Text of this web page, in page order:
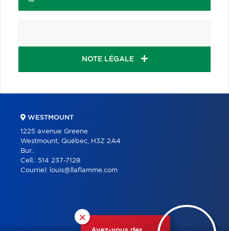
NOTE LÉGALE
×
WESTMOUNT
1225 avenue Greene
Westmount, Québec, H3Z 2A4
Bur.:
Cell.: 514 237-7128
Courriel: louis@llaflamme.com